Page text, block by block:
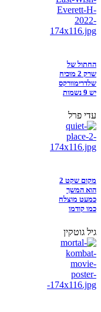
החתול של
שרק 2 מוכיח
שלדרימוורקס
יש 9 נשמות
עדי פרל
מקום שקט 2
הוא המשך
כמעט מוצלח
כמו קודמו
גיל גוטקין